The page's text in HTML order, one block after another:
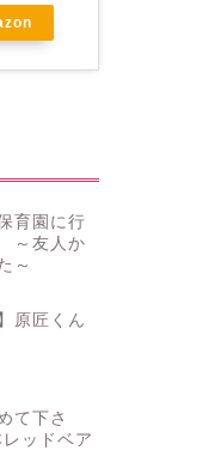
育園に行
～友人か
～
原匠くん
て下さ
ッドベア